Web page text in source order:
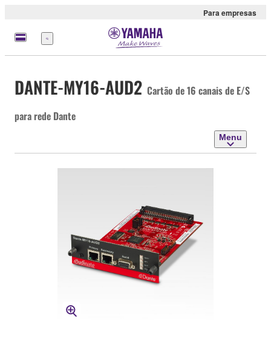
Para empresas
Menu
DANTE-MY16-AUD2 Cartão de 16 canais de E/S
para rede Dante
Menu